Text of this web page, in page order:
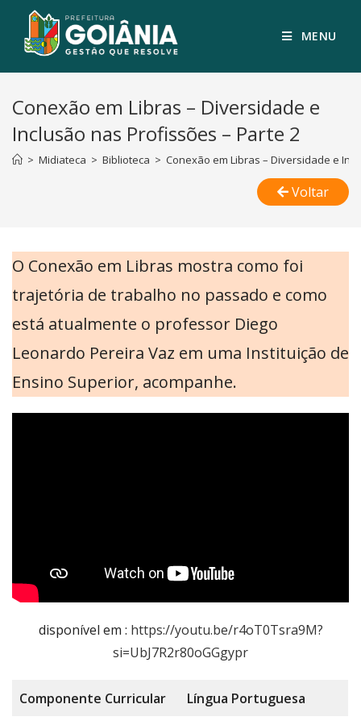
MENU
Conexão em Libras – Diversidade e
Inclusão nas Profissões – Parte 2
> Midiateca > Biblioteca > Conexão em Libras – Diversidade e
Voltar
O Conexão em Libras mostra como foi
trajetória de trabalho no passado e como
está atualmente o professor Diego
Leonardo Pereira Vaz em uma Instituição de
Ensino Superior, acompanhe.
disponível em : https://youtu.be/r4oT0Tsra9M?
si=UbJ7R2r80oGGgypr
Componente Curricular Língua Portuguesa